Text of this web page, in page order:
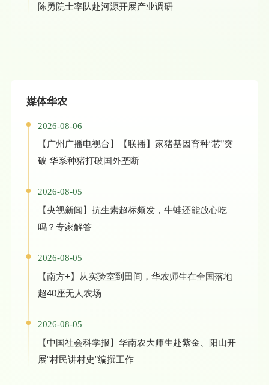
陈勇院士率队赴河源开展产业调研
媒体华农
2026-08-06
【广州广播电视台】【联播】家猪基因育种“芯”突
破 华系种猪打破国外垄断
2026-08-05
【央视新闻】抗生素超标频发，牛蛙还能放心吃
吗？专家解答
2026-08-05
【南方+】从实验室到田间，华农师生在全国落地
超40座无人农场
2026-08-05
【中国社会科学报】华南农大师生赴紫金、阳山开
展“村民讲村史”编撰工作